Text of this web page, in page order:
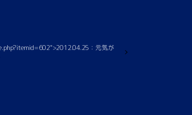
：元気が